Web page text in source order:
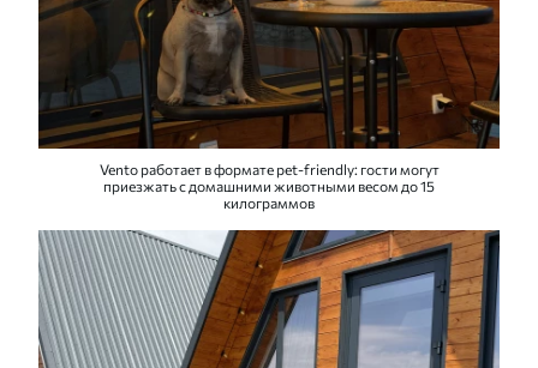
Vento работает в формате pet-friendly: гости могут
приезжать с домашними животными весом до 15
килограммов